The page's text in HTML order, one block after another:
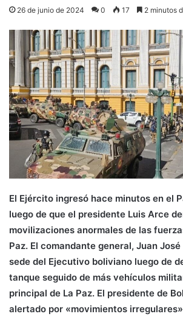
26 de junio de 2024 0 17 2 minutos
El Ejército ingresó hace minutos en el
luego de que el presidente Luis Arce
movilizaciones anormales de las
Paz. El comandante general, Juan
sede del Ejecutivo boliviano luego de
tanque seguido de más vehículos
principal de La Paz. El presidente de
alertado por «movimientos